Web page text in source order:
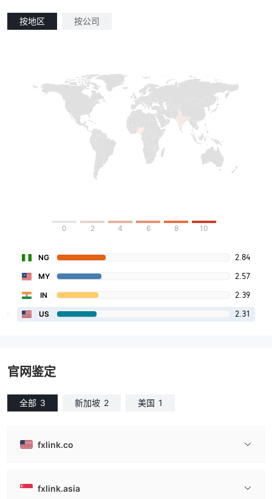
按地区 按公司
0 2 4 6 8 10
NG 2.84
MY 2.57
IN 2.39
US 2.31
官网鉴定
全部 3 新加坡 2 美国 1
fxlink.co
fxlink.asia